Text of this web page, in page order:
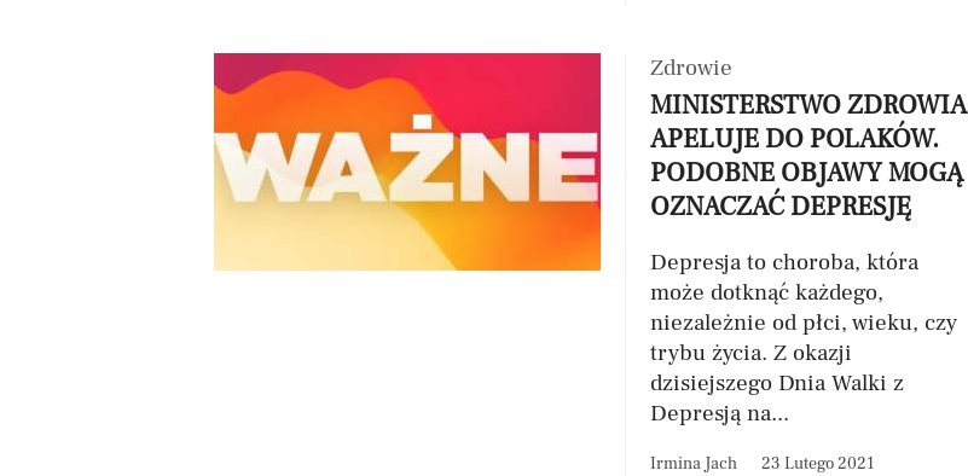
Zdrowie
MINISTERSTWO ZDROWIA
APELUJE DO POLAKÓW.
PODOBNE OBJAWY MOGĄ
OZNACZAĆ DEPRESJĘ
Depresja to choroba, która
może dotknąć każdego,
niezależnie od płci, wieku, czy
trybu życia. Z okazji
dzisiejszego Dnia Walki z
Depresją na...
Irmina Jach 23 Lutego 2021